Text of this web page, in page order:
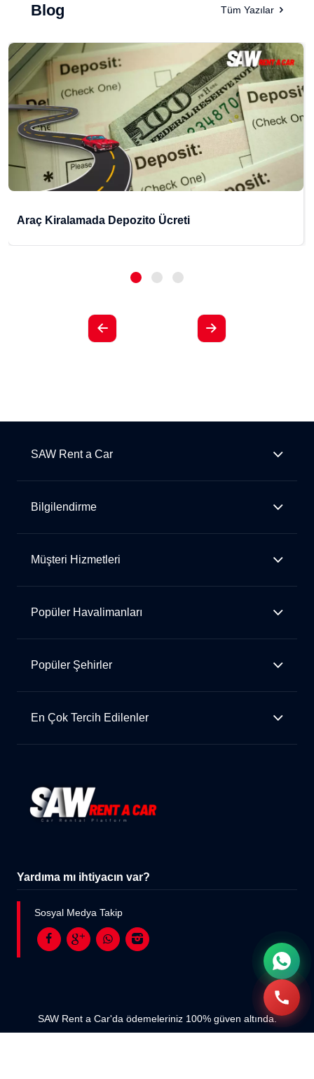
Blog Tüm Yazılar
Araç Kiralamada Depozito Ücreti
SAW Rent a Car
Bilgilendirme
Müşteri Hizmetleri
Popüler Havalimanları
Popüler Şehirler
En Çok Tercih Edilenler
Yardıma mı ihtiyacın var?
Sosyal Medya Takip
SAW Rent a Car'da ödemeleriniz 100% güven altında.